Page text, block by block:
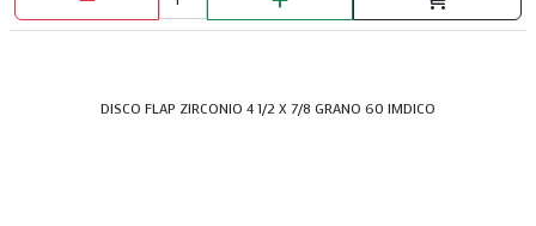
DISCO FLAP ZIRCONIO 4 1/2 X 7/8 GRANO 60 IMDICO